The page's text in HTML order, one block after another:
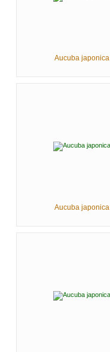
Aucuba japonica
Aucuba japonica